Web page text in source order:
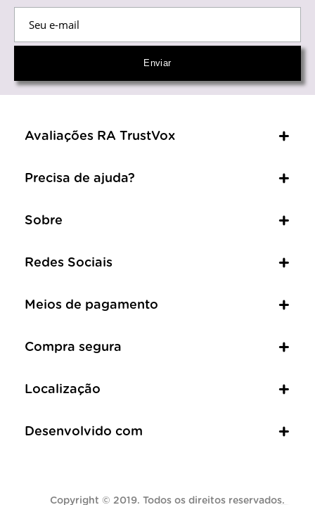
Avaliações RA TrustVox
Precisa de ajuda?
Sobre
Redes Sociais
Meios de pagamento
Compra segura
Localização
Desenvolvido com
Copyright © 2019. Todos os direitos reservados.